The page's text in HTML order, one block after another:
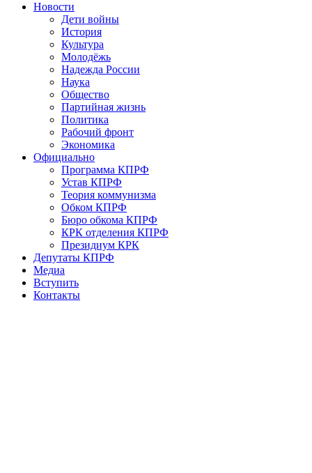
Новости
Дети войны
История
Культура
Молодёжь
Надежда России
Наука
Общество
Партийная жизнь
Политика
Рабочий фронт
Экономика
Официально
Программа КПРФ
Устав КПРФ
Теория коммунизма
Обком КПРФ
Бюро обкома КПРФ
КРК отделения КПРФ
Президиум КРК
Депутаты КПРФ
Медиа
Вступить
Контакты